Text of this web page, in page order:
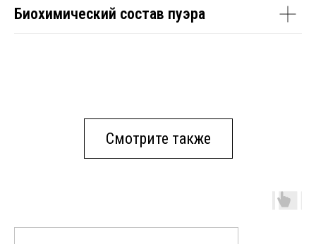
Биохимический состав пуэра
Смотрите также